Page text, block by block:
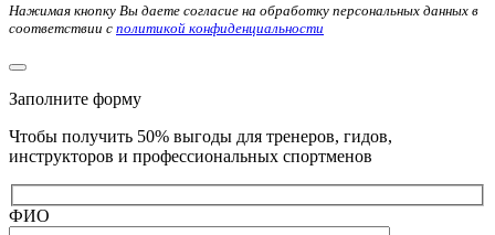
Нажимая кнопку Вы даете согласие на обработку персональных данных в
соответствии с политикой конфиденциальности
Заполните форму
Чтобы получить 50% выгоды для тренеров, гидов,
инструкторов и профессиональных спортменов
ФИО